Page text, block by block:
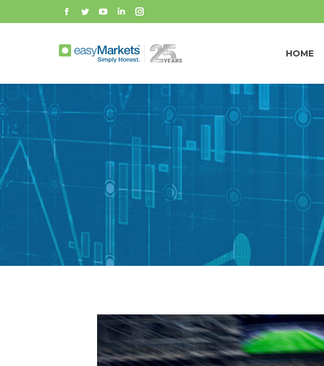
YouTubeLinkedinInstagram
HOME